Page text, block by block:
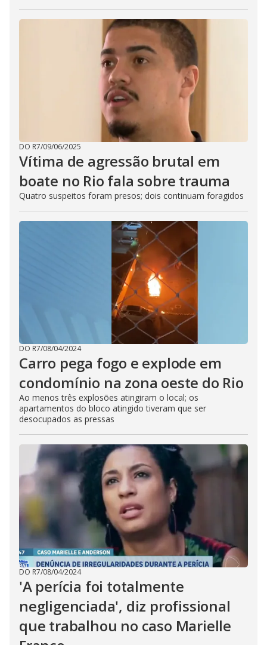
DO R7/09/06/2025
Vítima de agressão brutal em
boate no Rio fala sobre trauma
Quatro suspeitos foram presos; dois continuam foragidos
DO R7/08/04/2024
Carro pega fogo e explode em
condomínio na zona oeste do Rio
Ao menos três explosões atingiram o local; os
apartamentos do bloco atingido tiveram que ser
desocupados as pressas
DO R7/08/04/2024
'A perícia foi totalmente
negligenciada', diz profissional
que trabalhou no caso Marielle